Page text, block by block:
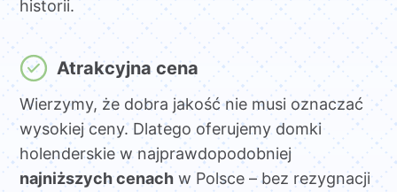
historii.
Atrakcyjna cena
Wierzymy, że dobra jakość nie musi oznaczać
wysokiej ceny. Dlatego oferujemy domki
holenderskie w najprawdopodobniej
najniższych cenachw Polsce – bez rezygnacji